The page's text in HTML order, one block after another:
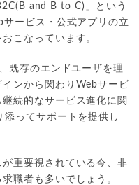
and B to C)」という
ービス・公式アプリの立
こなっています。
既存のエンドユーザを理
ンから関わりWebサービ
続的なサービス進化に関
ってサポートを提供し
重要視されている今、非
職者も多いでしょう。